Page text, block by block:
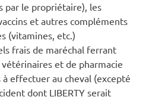
par le propriétaire), les
et autres compléments
(vitamines, etc.)
frais de maréchal ferrant
et de pharmacie
à effectuer au cheval (excepté
dont LIBERTY serait